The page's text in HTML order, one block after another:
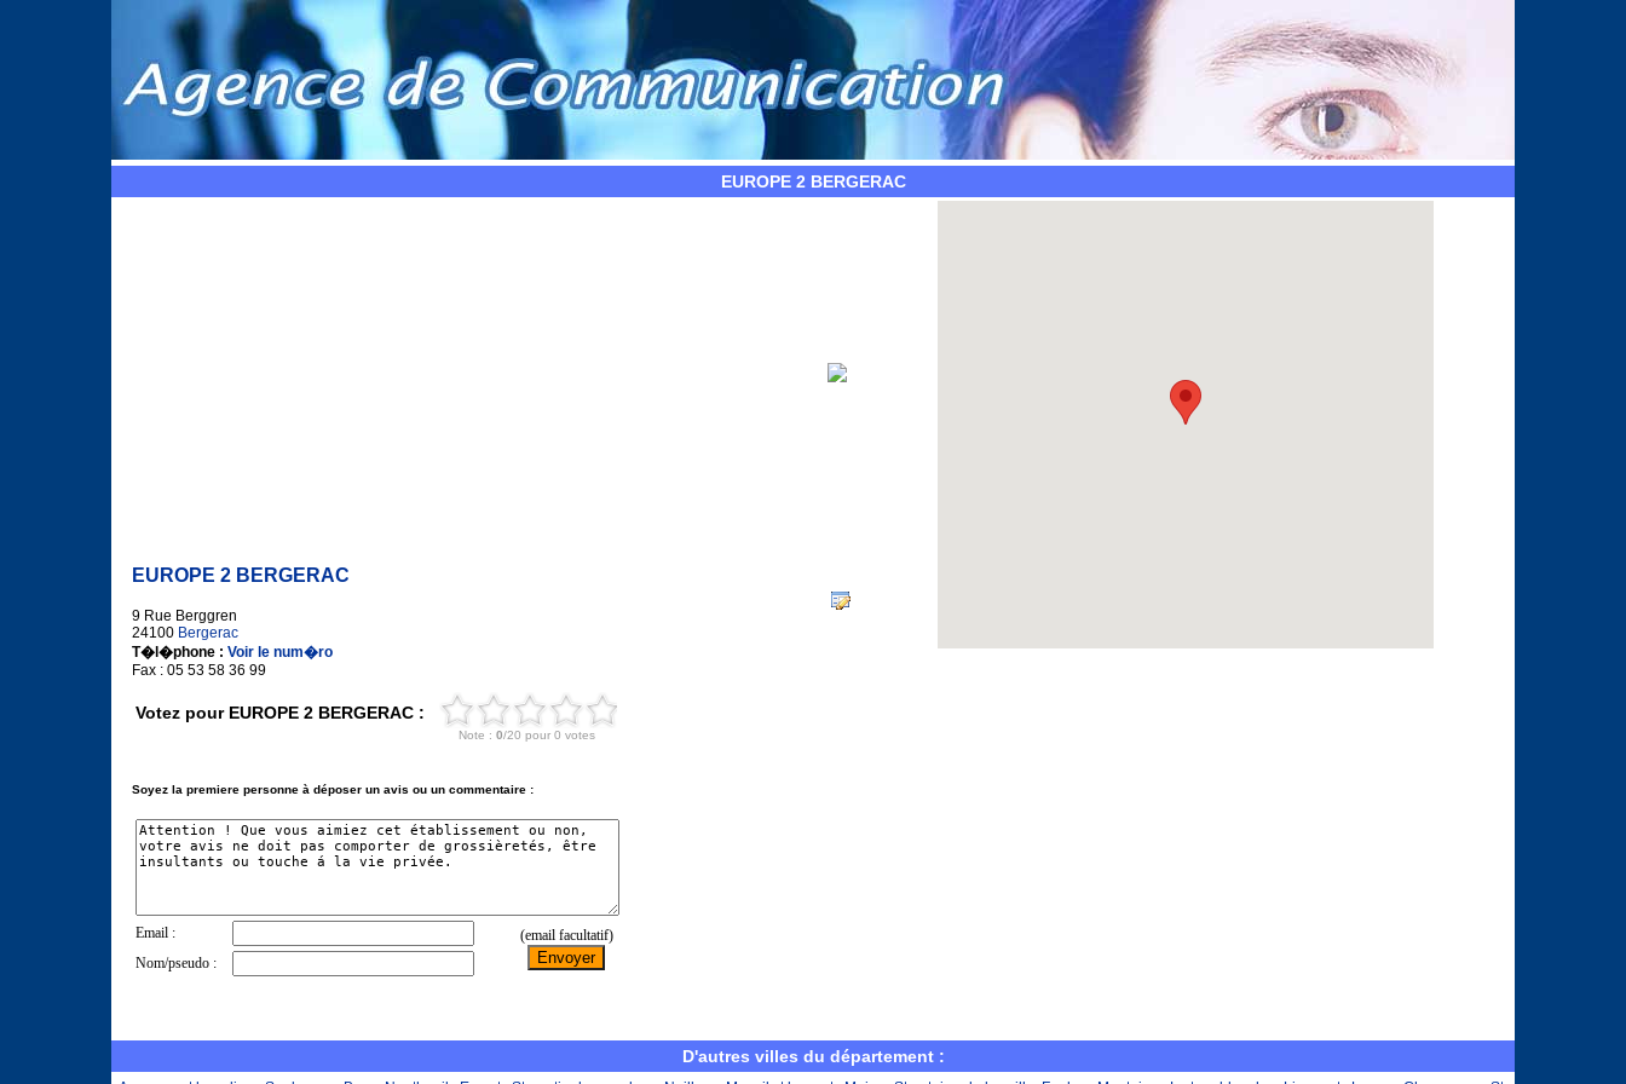
EUROPE 2 BERGERAC
EUROPE 2 BERGERAC
9 Rue Berggren
24100 Bergerac
T�l�phone : Voir le num�ro
Fax : 05 53 58 36 99
Votez pour EUROPE 2 BERGERAC :
Soyez la premiere personne à déposer un avis ou un commentaire :
D'autres villes du département :